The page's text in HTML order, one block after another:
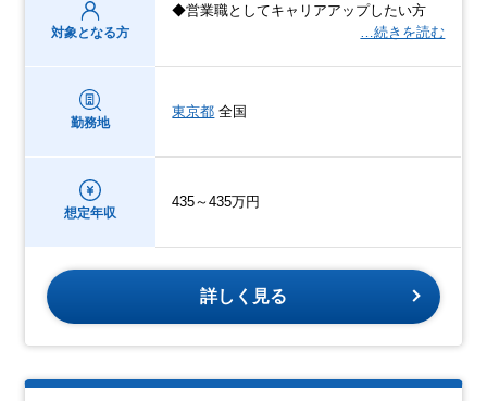
対象となる方
◆営業職としてキャリアアップしたい方
…続きを読む
勤務地
東京都 全国
想定年収
435～435万円
詳しく見る